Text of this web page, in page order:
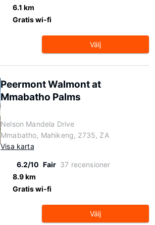
6.1 km
Gratis wi-fi
Välj
Peermont Walmont at
Mmabatho Palms
Nelson Mandela Drive
Mmabatho, Mahikeng, 2735, ZA
Visa karta
6.2/10 Fair 37 recensioner
8.9 km
Gratis wi-fi
Välj